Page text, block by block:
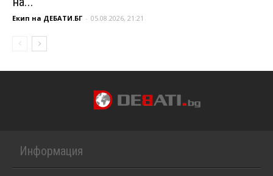
Екип на ДЕБАТИ.БГ - 05.08.2026, 21:21
Информация